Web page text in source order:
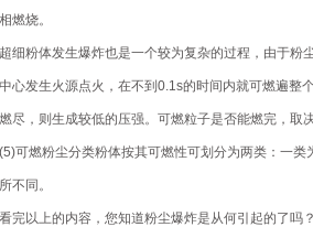
燃烧。
粉体发生爆炸也是一个较为复杂的过程，由于粉
心发生火源点火，在不到0.1s的时间内就可燃遍
尽，则生成较低的压强。可燃粒子是否能燃完，取
燃粉尘分类粉体按其可燃性可划分为两类：一类
不同。
以上的内容，您知道粉尘爆炸是从何引起的了吗